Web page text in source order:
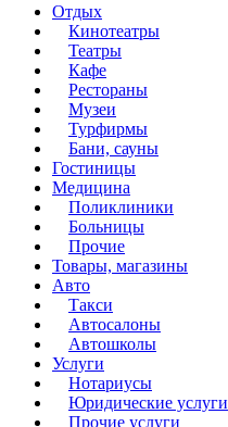
Отдых
Кинотеатры
Театры
Кафе
Рестораны
Музеи
Турфирмы
Бани, сауны
Гостиницы
Медицина
Поликлиники
Больницы
Прочие
Товары, магазины
Авто
Такси
Автосалоны
Автошколы
Услуги
Нотариусы
Юридические услуги
Прочие услуги